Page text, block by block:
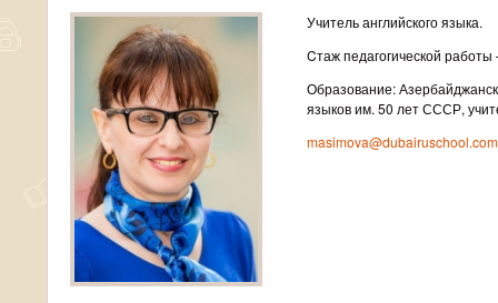
Учитель английского языка.
Cтаж педагогической работы
Образование:
языков им. 50 лет СССР,
masimova@dubairuschool.com